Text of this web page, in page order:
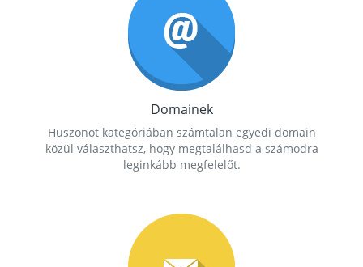
Domainek
Huszonöt kategóriában számtalan egyedi domain
közül választhatsz, hogy megtalálhasd a számodra
leginkább megfelelőt.